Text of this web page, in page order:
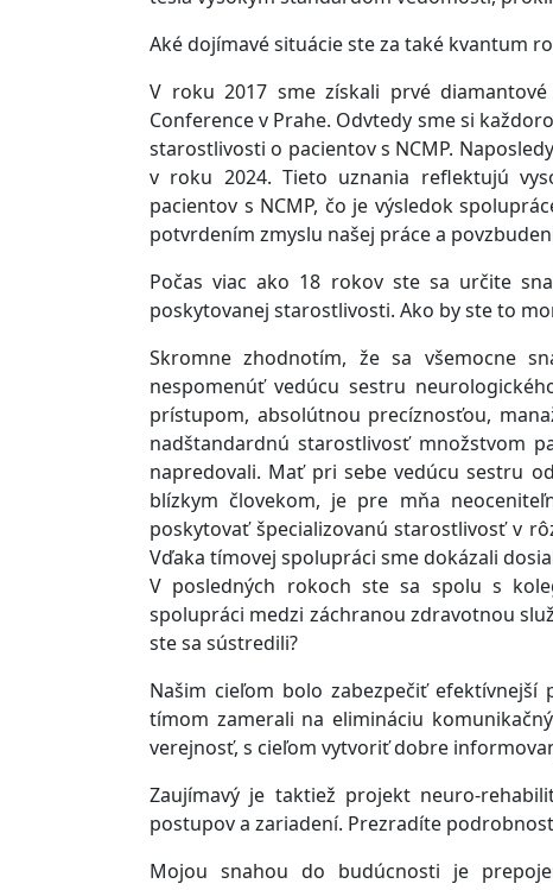
Aké dojímavé situácie ste za také kvantum
V roku 2017 sme získali prvé diamantové
Conference v Prahe. Odvtedy sme si
starostlivosti o pacientov s NCMP.
v roku 2024. Tieto uznania reflektujú
pacientov s NCMP, čo je výsledok
potvrdením zmyslu našej práce a
Počas viac ako 18 rokov ste sa určite
poskytovanej starostlivosti. Ako by ste to
Skromne zhodnotím, že sa všemocne
nespomenúť vedúcu sestru
prístupom, absolútnou precíznosťou,
nadštandardnú starostlivosť množstvom
napredovali. Mať pri sebe vedúcu sestru
blízkym človekom, je pre mňa
poskytovať špecializovanú starostlivosť v
Vďaka tímovej spolupráci sme dokázali
V posledných rokoch ste sa spolu s
spolupráci medzi záchranou zdravotnou
ste sa sústredili?
Našim cieľom bolo zabezpečiť efektívnejší
tímom zamerali na elimináciu
verejnosť, s cieľom vytvoriť dobre
Zaujímavý je taktiež projekt neuro-
postupov a zariadení. Prezradíte
Mojou snahou do budúcnosti je